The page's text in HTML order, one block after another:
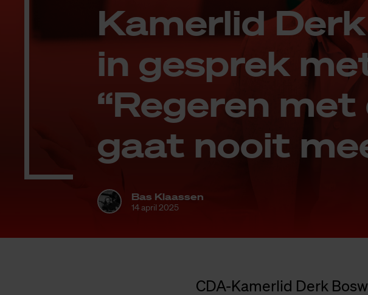
Ka­mer­lid
in ge­sprek
“Re­ge­ren
gaat nooit
Bas Klaassen
14 april 2025
CDA-Kamerlid Derk